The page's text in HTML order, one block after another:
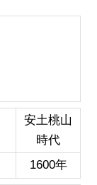
安土桃山
時代
1600年